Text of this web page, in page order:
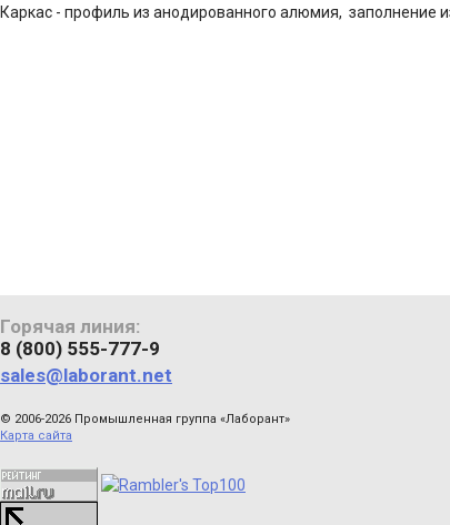
Каркас - профиль из анодированного алюмия, заполнение
Горячая линия:
8 (800) 555-777-9
sales@laborant.net
© 2006-2026 Промышленная группа «Лаборант»
Карта сайта